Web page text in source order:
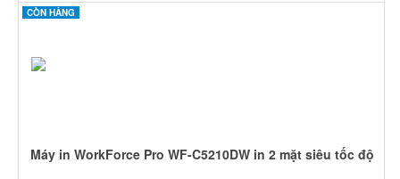
CÒN HÀNG
Máy in WorkForce Pro WF-C5210DW in 2 mặt siêu tốc độ